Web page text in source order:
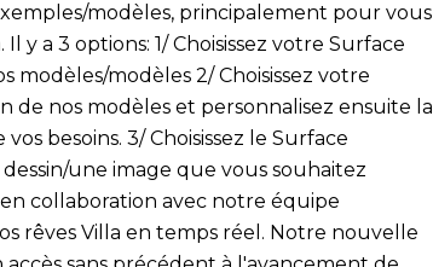
modèles, principalement pour vous
y a 3 options: 1/ Choisissez votre Surface
modèles 2/ Choisissez votre
de nos modèles et personnalisez ensuite la
besoins. 3/ Choisissez le Surface
une image que vous souhaitez
collaboration avec notre équipe
rêves Villa en temps réel. Notre nouvelle